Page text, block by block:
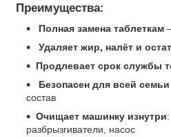
Преимущества:
Полная замена таблеткам
Удаляет жир, налёт и
Продлевает срок службы
Безопасен для всей семьи
состав
Очищает машинку изнутри
разбрызгиватели, насос